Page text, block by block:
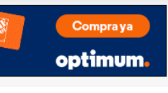
retirados del mercado
1 año ago
10 meses ago